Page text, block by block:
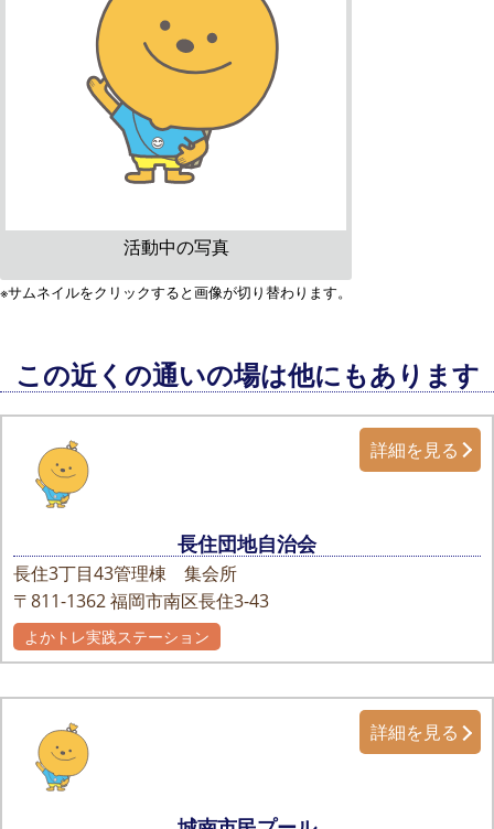
活動中の写真
※サムネイルをクリックすると画像が切り替わります。
この近くの通いの場は他にもあります
長住団地自治会
長住3丁目43管理棟 集会所
〒811-1362福岡市南区長住3-43
詳細を見る
よかトレ実践ステーション
詳細を見る